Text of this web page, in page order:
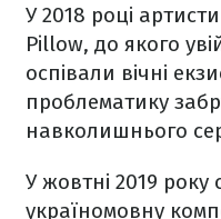
У 2018 році
Pillow, до якого
оспівали вічні
проблематику
навколишнього
У жовтні 2019 року
україномовну